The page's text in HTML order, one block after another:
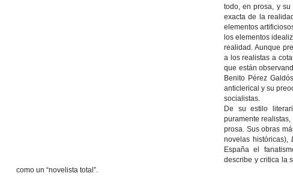
todo, en prosa, y
exacta de la
elementos
los elementos
realidad. Aunque
a los realistas a
que están
Benito Pérez
anticlerical y su
socialistas.
De su estilo
puramente
prosa. Sus obras
novelas históricas),
España el
describe y critica la
como un “novelista total”.